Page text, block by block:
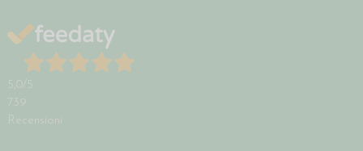
5,0 /5
739
Recensioni